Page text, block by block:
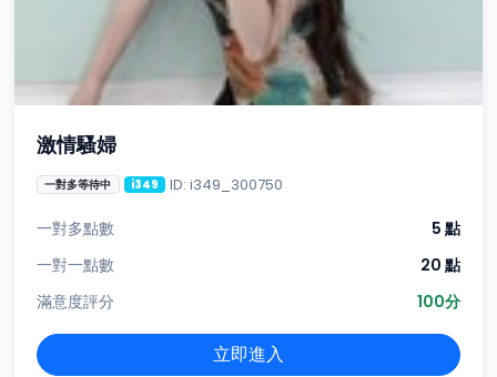
激情騷婦
一對多等待中 i349 ID: i349_300750
一對多點數
5 點
一對一點數
20 點
滿意度評分
100分
立即進入